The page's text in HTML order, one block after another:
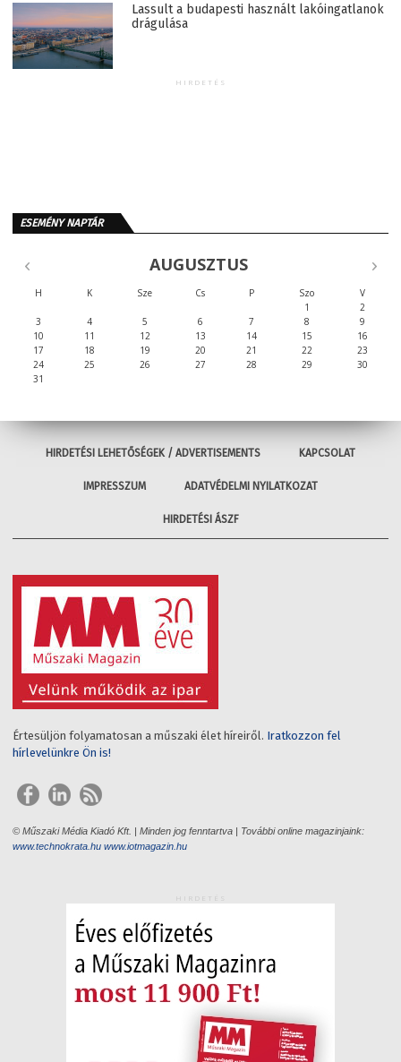
Lassult a budapesti használt lakóingatlanok
drágulása
HIRDETÉS
ESEMÉNY NAPTÁR
AUGUSZTUS
H K Sze Cs P Szo
V
1
2
3
4 5 6 7 8
9
10
11 12 13 14 15
16
17
18 19 20 21 22
23
24
25 26 27 28 29
30
31
HIRDETÉSI LEHETŐSÉGEK / ADVERTISEMENTS KAPCSOLAT
IMPRESSZUM ADATVÉDELMI NYILATKOZAT
HIRDETÉSI ÁSZF
Értesüljön folyamatosan a műszaki élet híreiről. Iratkozzon fel
hírlevelünkre Ön is!
© Műszaki Média Kiadó Kft. | Minden jog fenntartva | További online magazinjaink:
www.technokrata.hu www.iotmagazin.hu
HIRDETÉS